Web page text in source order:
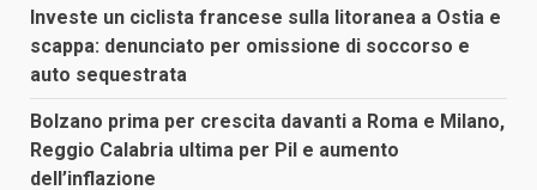
Investe un ciclista francese sulla litoranea a Ostia e
scappa: denunciato per omissione di soccorso e
auto sequestrata
Bolzano prima per crescita davanti a Roma e Milano,
Reggio Calabria ultima per Pil e aumento
dell’inflazione